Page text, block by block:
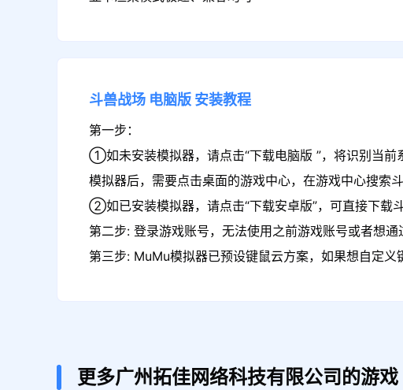
斗兽战场 电脑版 安装教程
第一步：
①如未安装模拟器，请点击“下载电脑版 ”，将识别当
模拟器后，需要点击桌面的游戏中心，在游戏中心搜索
②如已安装模拟器，请点击“下载安卓版”，可直接下载
第二步: 登录游戏账号，无法使用之前游戏账号或者想
第三步: MuMu模拟器已预设键鼠云方案，如果想自定义
更多广州拓佳网络科技有限公司的游戏